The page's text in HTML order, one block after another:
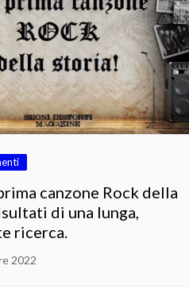
canzone Rock della
di una lunga,
ricerca.
2022